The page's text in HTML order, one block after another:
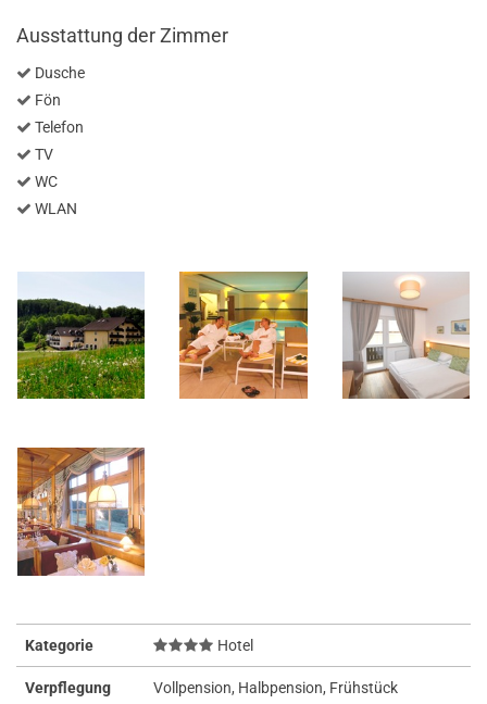
Ausstattung der Zimmer
Dusche
Fön
Telefon
TV
WC
WLAN
Kategorie Hotel
Verpflegung Vollpension, Halbpension, Frühstück